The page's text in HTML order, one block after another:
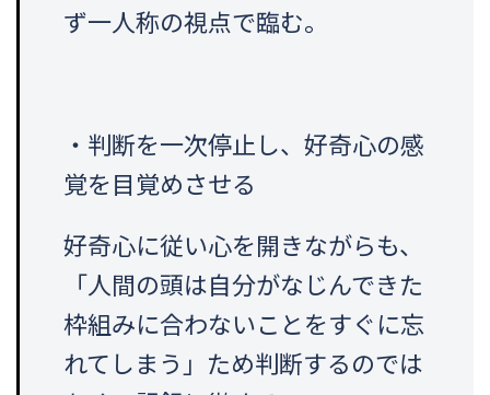
ず一人称の視点で臨む。
・判断を一次停止し、好奇心の感
覚を目覚めさせる
好奇心に従い心を開きながらも、
「人間の頭は自分がなじんできた
枠組みに合わないことをすぐに忘
れてしまう」ため判断するのでは